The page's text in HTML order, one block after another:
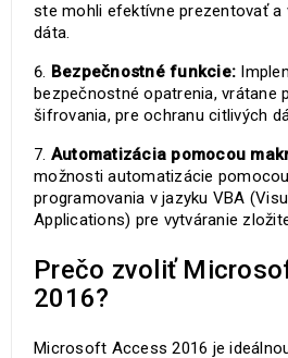
ste mohli efektívne prezentovať a
dáta.
Bezpečnostné funkcie:
bezpečnostné opatrenia, vrátane
šifrovania, pre ochranu citlivých
Automatizácia pomocou
možnosti automatizácie
programovania v jazyku VBA
Applications) pre vytváranie
Prečo zvoliť
2016?
Microsoft Access 2016 je